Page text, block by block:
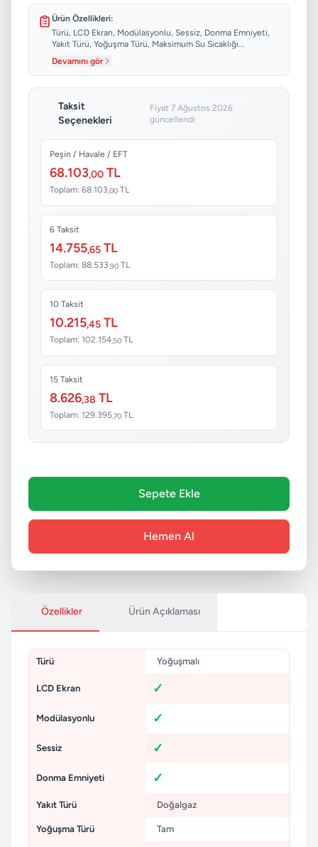
Ürün Özellikleri:
Türü, LCD Ekran, Modülasyonlu, Sessiz, Donma Emniyeti,
Yakıt Türü, Yoğuşma Türü, Maksimum Su Sıcaklığı...
Devamını gör
Taksit
Seçenekleri
Fiyat 7 Ağustos 2026
güncellendi
Peşin / Havale / EFT
68.103,00 TL
Toplam: 68.103,00 TL
6 Taksit
14.755,65 TL
Toplam: 88.533 ,90 TL
10 Taksit
10.215,45 TL
Toplam: 102.154,50 TL
15 Taksit
8.626,38 TL
Toplam: 129.395,70 TL
Sepete Ekle
Hemen Al
Özellikler Ürün Açıklaması
Türü Yoğuşmalı
LCD Ekran
Modülasyonlu
Sessiz
Donma Emniyeti
Yakıt Türü Doğalgaz
Yoğuşma Türü Tam